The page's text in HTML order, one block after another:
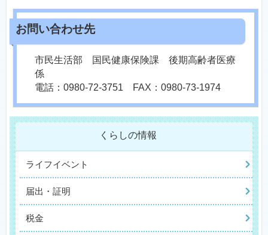
市民生活部 国民健康保険課 後期高齢者医療
係
電話：0980-72-3751 FAX：0980-73-1974
くらしの情報
ライフイベント
届出・証明
税金